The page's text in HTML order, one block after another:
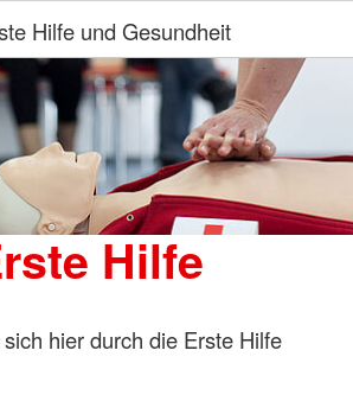
Hilfe und Gesundheit
Hilfe
hier durch die Erste Hilfe